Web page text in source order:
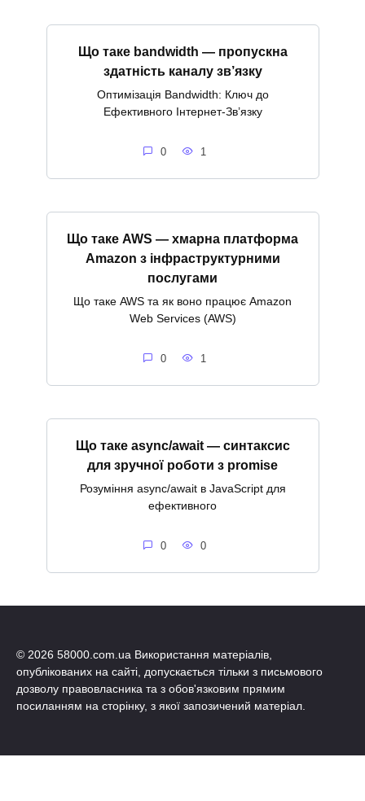
Що таке bandwidth — пропускна
здатність каналу зв’язку
Оптимізація Bandwidth: Ключ до
Ефективного Інтернет-Зв’язку
0 1
Що таке AWS — хмарна платформа
Amazon з інфраструктурними
послугами
Що таке AWS та як воно працює Amazon
Web Services (AWS)
0 1
Що таке async/await — синтаксис
для зручної роботи з promise
Розуміння async/await в JavaScript для
ефективного
0 0
© 2026 58000.com.ua Використання матеріалів,
опублікованих на сайті, допускається тільки з письмового
дозволу правовласника та з обов'язковим прямим
посиланням на сторінку, з якої запозичений матеріал.